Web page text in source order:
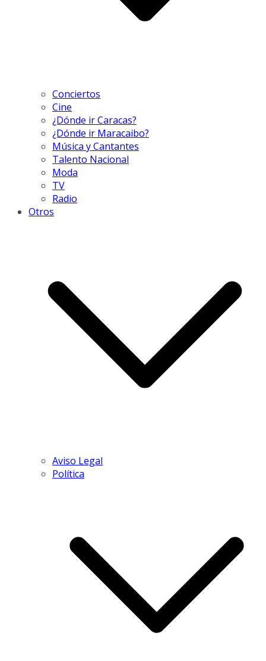
Conciertos
Cine
¿Dónde ir Caracas?
¿Dónde ir Maracaibo?
Música y Cantantes
Talento Nacional
Moda
TV
Radio
Otros
Aviso Legal
Política